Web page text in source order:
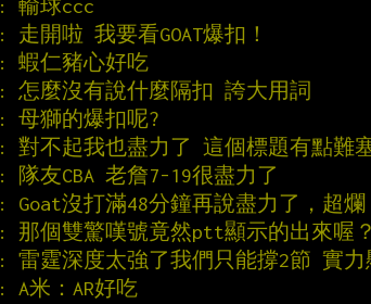
: 輸球ccc
: 走開啦 我要看GOAT爆扣！
: 蝦仁豬心好吃
: 怎麼沒有說什麼隔扣 誇大用詞
: 母獅的爆扣呢?
: 對不起我也盡力了 這個標題有點難
: 隊友CBA 老詹7-19很盡力了
: Goat沒打滿48分鐘再說盡力了，超爛
: 那個雙驚嘆號竟然ptt顯示的出來喔？
: 雷霆深度太強了我們只能撐2節 實力
: A米：AR好吃